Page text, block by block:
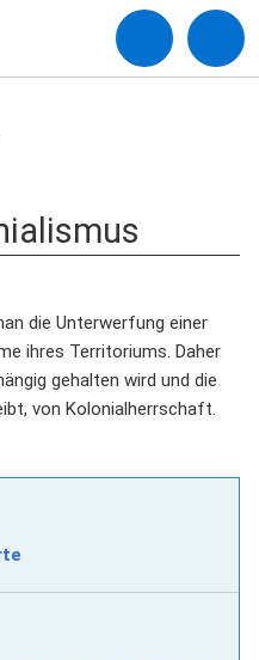
die Unterwerfung einer
ihres Territoriums. Daher
gehalten wird und die
von Kolonialherrschaft.